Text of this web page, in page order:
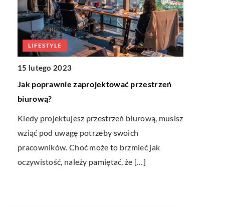
LIFESTYLE
15 lutego 2023
Jak poprawnie zaprojektować przestrzeń
biurową?
Kiedy projektujesz przestrzeń biurową, musisz
wziąć pod uwagę potrzeby swoich
pracowników. Choć może to brzmieć jak
oczywistość, należy pamiętać, że […]